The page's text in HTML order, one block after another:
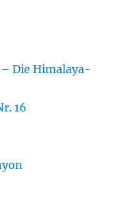
– Die Himalaya-
16